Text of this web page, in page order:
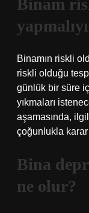
Binam
Binamın riskli
riskli olduğu
günlük bir süre
yıkmaları
aşamasında,
çoğunlukla karar
Bina
ne olur?